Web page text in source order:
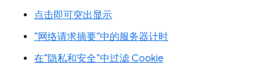
点击即可突出显示
“网络请求摘要”中的服务器计时
在“隐私和安全”中过滤 Cookie